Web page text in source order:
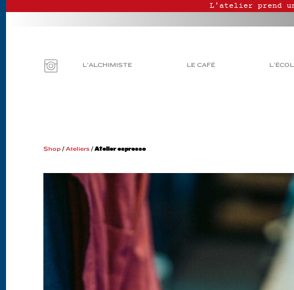
L'atelier prend
L’ALCHIMISTE LE CAFÉ
Shop/Ateliers/ Atelier espresso